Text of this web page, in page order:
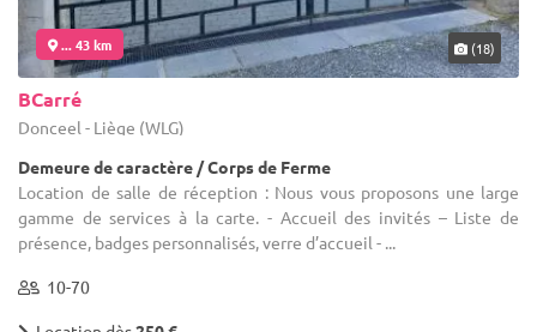
... 43 km (18)
BCarré
Donceel - Liège (WLG)
Demeure de caractère / Corps de Ferme
Location de salle de réception : Nous vous proposons une large
gamme de services à la carte. - Accueil des invités – Liste de
présence, badges personnalisés, verre d’accueil - ...
10-70